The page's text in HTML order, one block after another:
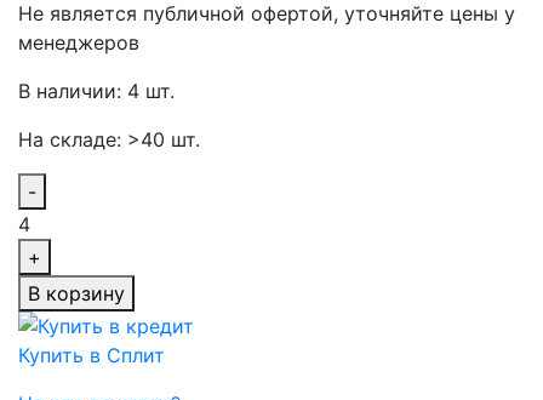
Не является публичной офертой, уточняйте цены у
менеджеров
В наличии: 4 шт.
На складе: >40 шт.
-
4
+
В корзину
Купить в Сплит